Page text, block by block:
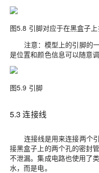
图5.8 引脚对应于在黑盒子
注意：模型上的引脚的一
是位置和颜色信息可以随意调
图5.9 引脚
5.3 连接线
连接线是用来连接两个引
接黑盒子上的两个孔的密封
不泄漏。集成电路也使用了
水，而是电。